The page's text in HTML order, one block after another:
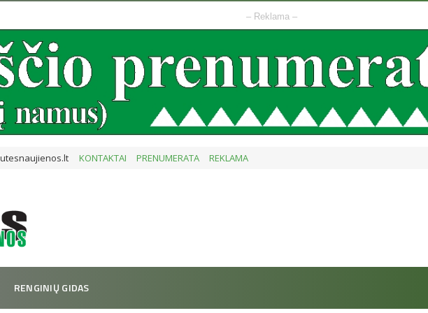
– Reklama –
KONTAKTAI PRENUMERATA REKLAMA
RENGINIŲ GIDAS